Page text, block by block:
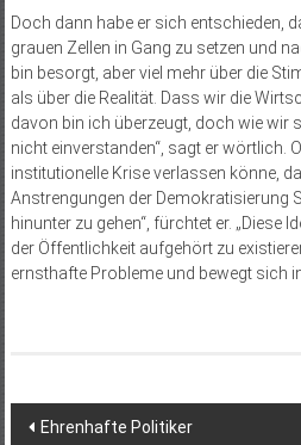
Doch dann habe er sich entschieden,
grauen Zellen in Gang zu setzen und
bin besorgt, aber viel mehr über die
als über die Realität. Dass wir die
davon bin ich überzeugt, doch wie wir
nicht einverstanden“, sagt er wörtlich.
institutionelle Krise verlassen könne,
Anstrengungen der Demokratisierung
hinunter zu gehen“, fürchtet er. „Diese
der Öffentlichkeit aufgehört zu
ernsthafte Probleme und bewegt sich
Beitragsnavigation
Ehrenhafte Politiker